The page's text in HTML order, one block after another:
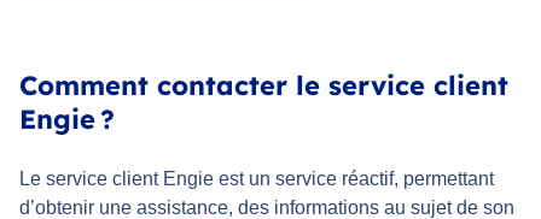
Comment contacter le service client
Engie ?
Le service client Engie est un service réactif, permettant
d’obtenir une assistance, des informations au sujet de son